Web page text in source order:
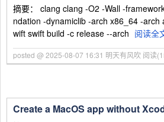
摘要： clang clang -O2 -Wall -
ndation -dynamiclib -arch x86_64 -
wift swift build -c release --arch 阅读全
posted @ 2025-08-07 16:31 明天有风吹 阅读
Create a MacOS app without